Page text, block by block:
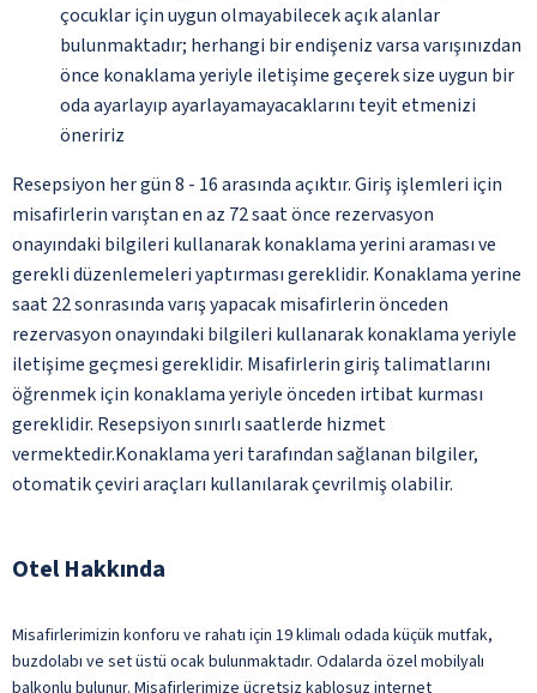
çocuklar için uygun olmayabilecek açık alanlar
bulunmaktadır; herhangi bir endişeniz varsa varışınızdan
önce konaklama yeriyle iletişime geçerek size uygun bir
oda ayarlayıp ayarlayamayacaklarını teyit etmenizi
öneririz
Resepsiyon her gün 8 - 16 arasında açıktır. Giriş işlemleri için
misafirlerin varıştan en az 72 saat önce rezervasyon
onayındaki bilgileri kullanarak konaklama yerini araması ve
gerekli düzenlemeleri yaptırması gereklidir. Konaklama yerine
saat 22 sonrasında varış yapacak misafirlerin önceden
rezervasyon onayındaki bilgileri kullanarak konaklama yeriyle
iletişime geçmesi gereklidir. Misafirlerin giriş talimatlarını
öğrenmek için konaklama yeriyle önceden irtibat kurması
gereklidir. Resepsiyon sınırlı saatlerde hizmet
vermektedir.Konaklama yeri tarafından sağlanan bilgiler,
otomatik çeviri araçları kullanılarak çevrilmiş olabilir.
Otel Hakkında
Misafirlerimizin konforu ve rahatı için 19 klimalı odada küçük mutfak,
buzdolabı ve set üstü ocak bulunmaktadır. Odalarda özel mobilyalı
balkonlu bulunur. Misafirlerimize ücretsiz kablosuz internet